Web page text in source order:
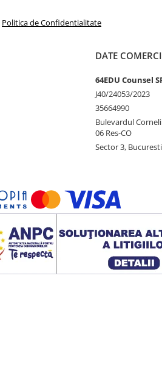
Politica de Confidentialitate
DATE
64EDU Counsel
J40/24053/2023
35664990
Bulevardul
06 Res-CO
Sector 3, Bucuresti